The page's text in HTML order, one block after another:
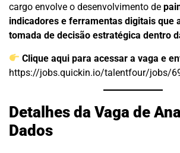
cargo envolve o desenvolvimento de
indicadores e ferramentas digitais que
tomada de decisão estratégica dentro
Clique aqui para acessar a vaga e
https://jobs.quickin.io/talentfour/jobs/
Detalhes da Vaga de
Dados